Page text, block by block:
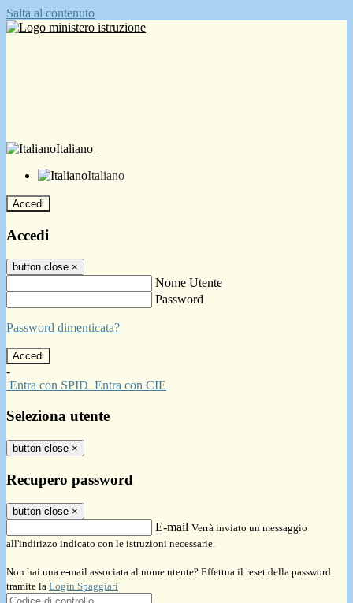
Salta al contenuto
Italiano
Italiano
Accedi
Accedi
button close ×
Nome Utente
Password
Password dimenticata?
-
Entra con SPID Entra con CIE
Seleziona utente
button close ×
Recupero password
button close ×
E-mail Verrà inviato un messaggio
all'indirizzo indicato con le istruzioni necessarie.
Non hai una e-mail associata al nome utente? Effettua il reset della password
tramite la Login Spaggiari